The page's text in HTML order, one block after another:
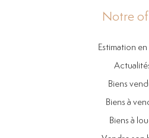
Notre
Estimation
Biens
Biens à
Biens à